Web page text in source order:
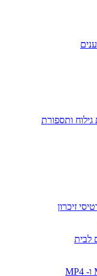
ותספורת
לבית